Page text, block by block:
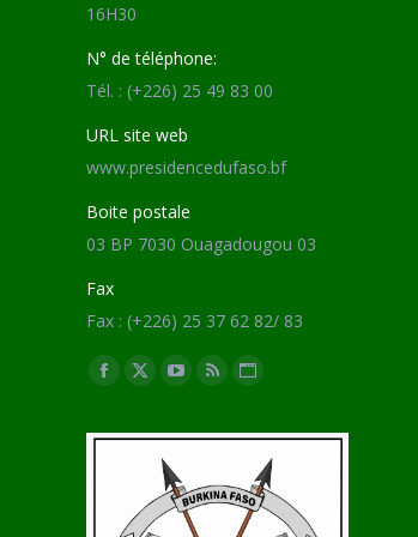
16H30
N° de téléphone:
Tél. : (+226) 25 49 83 00
URL site web
www.presidencedufaso.bf
Boite postale
03 BP 7030 Ouagadougou 03
Fax
Fax : (+226) 25 37 62 82/ 83
Trouvez nous sur :
Facebook
opens
X
opens
new
YouTube
opens
in
new
RSS
opens
new
Site
page
opens
in